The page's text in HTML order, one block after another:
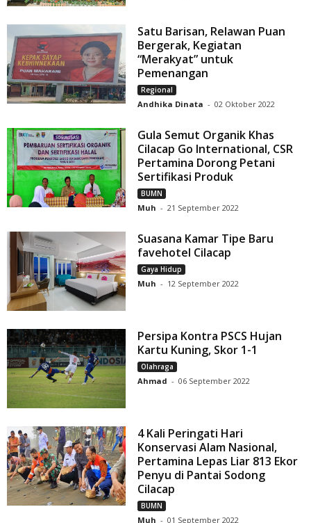
Satu Barisan, Relawan Puan
Bergerak, Kegiatan
“Merakyat” untuk
Pemenangan
Regional
Andhika Dinata - 02 Oktober 2022
Gula Semut Organik Khas
Cilacap Go International, CSR
Pertamina Dorong Petani
Sertifikasi Produk
BUMN
Muh - 21 September 2022
Suasana Kamar Tipe Baru
favehotel Cilacap
Gaya Hidup
Muh - 12 September 2022
Persipa Kontra PSCS Hujan
Kartu Kuning, Skor 1-1
Olahraga
Ahmad - 06 September 2022
4 Kali Peringati Hari
Konservasi Alam Nasional,
Pertamina Lepas Liar 813 Ekor
Penyu di Pantai Sodong
Cilacap
BUMN
Muh - 01 September 2022